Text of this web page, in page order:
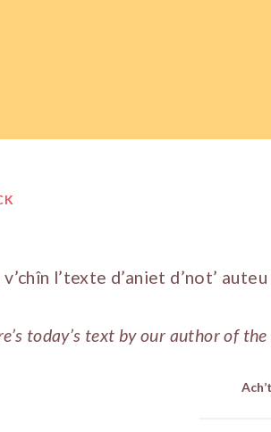
l’texte d’aniet d’not’
today’s text by our author of